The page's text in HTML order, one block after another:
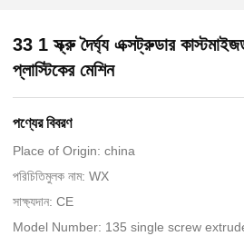
33 1 স্ক্রু দৈর্ঘ্য এক্সট্রুডার
প্লাস্টিকের মেশিন
পণ্যের বিবরণ
Place of Origin: china
পরিচিতিমুলক নাম: WX
সাক্ষ্যদান: CE
Model Number: 135 single screw